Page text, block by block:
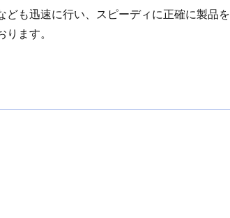
も迅速に行い、スピーディに正確に製品を
ます。